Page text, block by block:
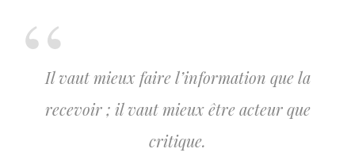
Il vaut mieux faire l’information que la
recevoir ; il vaut mieux être acteur que
critique.